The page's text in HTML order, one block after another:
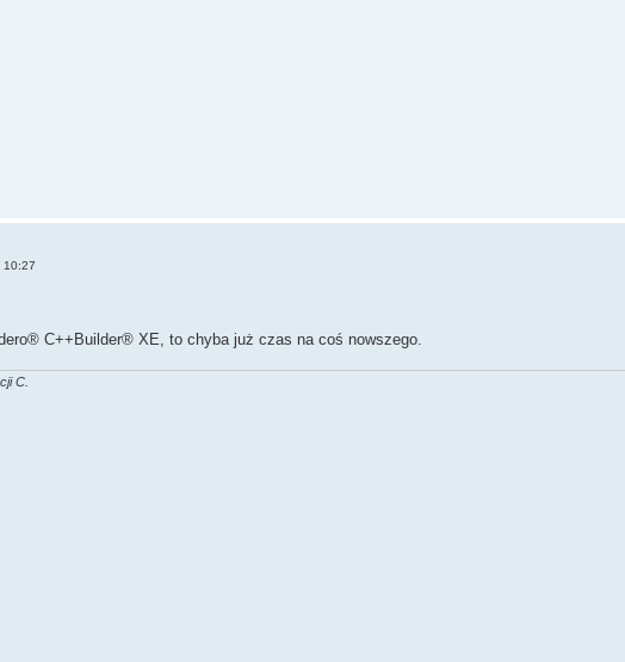
10:27
C++Builder® XE, to chyba już czas na coś nowszego.
C.